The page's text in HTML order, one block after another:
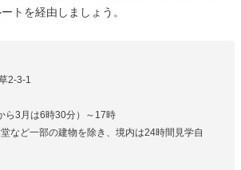
トを経由しましょう。
2-3-1
ら3月は6時30分）～17時
など一部の建物を除き、境内は24時間見学自